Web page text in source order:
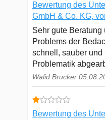
Bewertung des
GmbH & Co. KG,
Sehr gute
Problems der
schnell, sauber
Problematik
Walid Brucker
Bewertung des